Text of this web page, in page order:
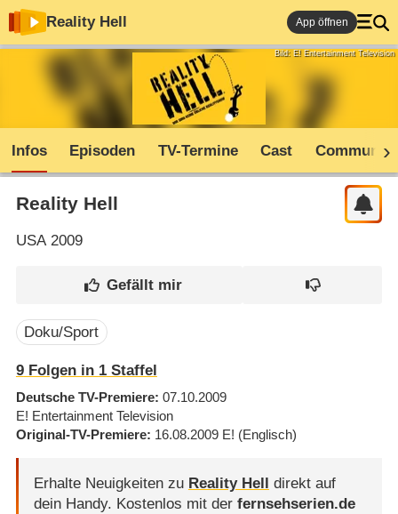
Reality Hell App öffnen
Bild: E! Entertainment Television
Infos Episoden TV-Termine Cast Community
Reality Hell
USA2009
Doku/Sport
9Folgen in 1Staffel
Deutsche TV-Premiere 07.10.2009
E! Entertainment Television
Original-TV-Premiere 16.08.2009 E! (Englisch)
Erhalte Neuigkeiten zu Reality Hell direkt auf
dein Handy. Kostenlos mit der fernsehserien.de